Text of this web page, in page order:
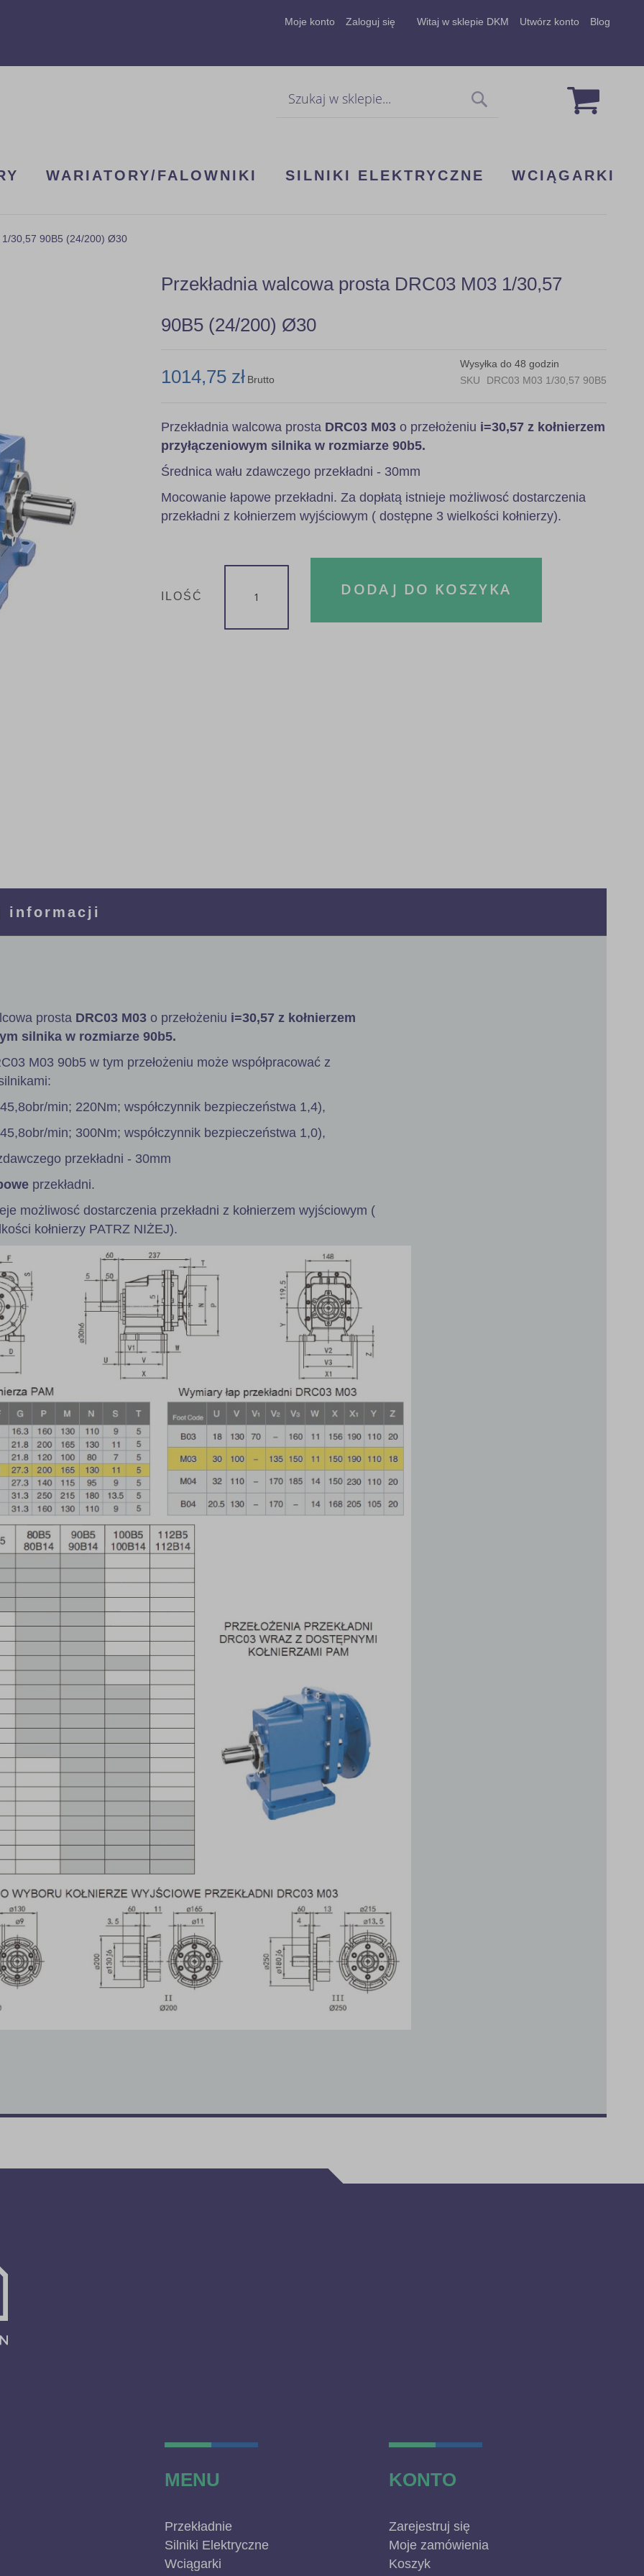
Moje konto Zaloguj się Witaj w sklepie DKM Utwórz konto Blog
Mój
WARIATORY/FALOWNIKI SILNIKI ELEKTRYCZNE WCIĄGARKI
1/30,57 90B5 (24/200) Ø30
Przekładnia walcowa prosta DRC03 M03 1/30,57
90B5 (24/200) Ø30
Wysyłka do 48 godzin
SKU
DRC03 M03 1/30,57 90B5
1014,75 zł Brutto
Przekładnia walcowa prosta DRC03 M03 o przełożeniu i=30,57 z kołnierzem
przyłączeniowym silnika w rozmiarze 90b5.
Średnica wału zdawczego przekładni - 30mm
Mocowanie łapowe przekładni. Za dopłatą istnieje możliwosć dostarczenia
przekładni z kołnierzem wyjściowym ( dostępne 3 wielkości kołnierzy).
ILOŚĆ DODAJ DO KOSZYKA
prosta DRC03 M03o przełożeniu i=30,57 z kołnierzem
silnika w rozmiarze 90b5.
M03 90b5 w tym przełożeniu może współpracować z
min; 220Nm; współczynnik bezpieczeństwa 1,4),
min; 300Nm; współczynnik bezpieczeństwa 1,0),
przekładni - 30mm
przekładni.
możliwosć dostarczenia przekładni z kołnierzem wyjściowym (
kołnierzy PATRZ NIŻEJ).
informacji
MENU
Przekładnie
Silniki Elektryczne
Wciągarki
KONTO
Zarejestruj się
Moje zamówienia
Koszyk